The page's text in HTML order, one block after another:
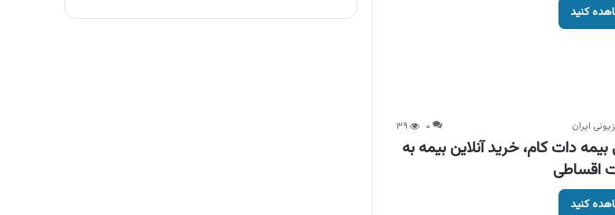
کنید
ایران ۰ ۳۹
دات کام، خرید آنلاین بیمه به
اقساطی
کنید